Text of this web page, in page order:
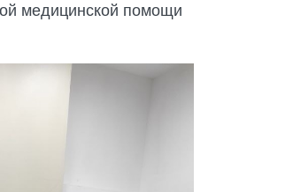
медицинской помощи